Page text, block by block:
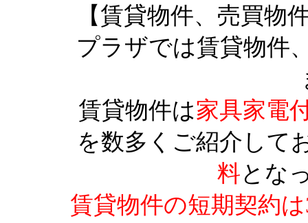
【賃貸物件、売買物
プラザでは賃貸物件
賃貸物件は家具家電
を数多くご紹介して
料とな
賃貸物件の短期契約